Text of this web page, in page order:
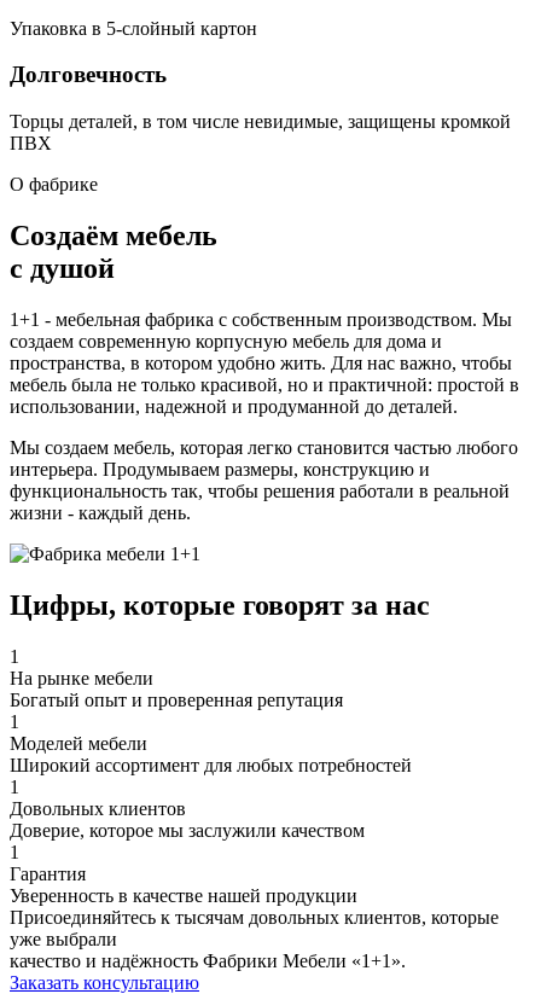
Упаковка в 5-слойный картон
Долговечность
Торцы деталей, в том числе невидимые, защищены кромкой
ПВХ
О фабрике
Создаём мебель
с душой
1+1 - мебельная фабрика с собственным производством. Мы
создаем современную корпусную мебель для дома и
пространства, в котором удобно жить. Для нас важно, чтобы
мебель была не только красивой, но и практичной: простой в
использовании, надежной и продуманной до деталей.
Мы создаем мебель, которая легко становится частью любого
интерьера. Продумываем размеры, конструкцию и
функциональность так, чтобы решения работали в реальной
жизни - каждый день.
Цифры, которые говорят за нас
1
На рынке мебели
Богатый опыт и проверенная репутация
1
Моделей мебели
Широкий ассортимент для любых потребностей
1
Довольных клиентов
Доверие, которое мы заслужили качеством
1
Гарантия
Уверенность в качестве нашей продукции
Присоединяйтесь к тысячам довольных клиентов, которые
уже выбрали
качество и надёжность Фабрики Мебели «1+1».
Заказать консультацию